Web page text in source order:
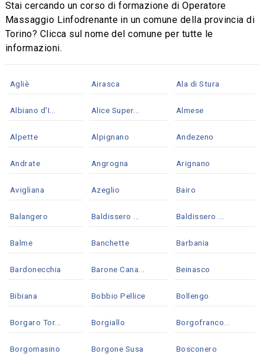
Stai cercando un corso di formazione di Operatore
Massaggio Linfodrenante in un comune della provincia di
Torino? Clicca sul nome del comune per tutte le
informazioni.
Agliè Airasca Ala di Stura
Albiano d'I... Alice Super... Almese
Alpette Alpignano Andezeno
Andrate Angrogna Arignano
Avigliana Azeglio Bairo
Balangero Baldissero ... Baldissero ...
Balme Banchette Barbania
Bardonecchia Barone Cana... Beinasco
Bibiana Bobbio Pellice Bollengo
Borgaro Tor... Borgiallo Borgofranco...
Borgomasino Borgone Susa Bosconero